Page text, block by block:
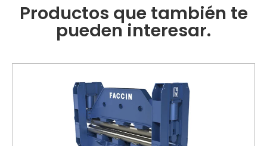
Productos que también te
pueden interesar.